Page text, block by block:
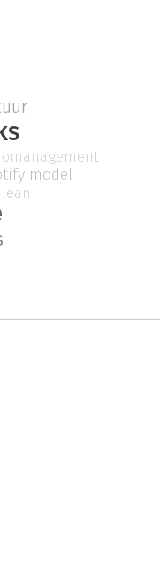
model
lean